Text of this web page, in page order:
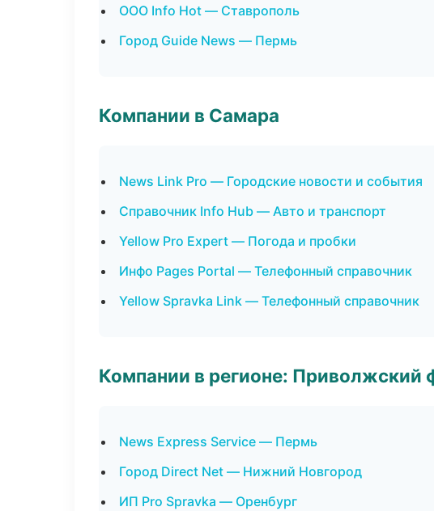
ООО Info Hot — Ставрополь
Город Guide News — Пермь
Компании в Самара
News Link Pro — Городские новости и события
Справочник Info Hub — Авто и транспорт
Yellow Pro Expert — Погода и пробки
Инфо Pages Portal — Телефонный справочник
Yellow Spravka Link — Телефонный справочник
Компании в регионе: Приволжский
News Express Service — Пермь
Город Direct Net — Нижний Новгород
ИП Pro Spravka — Оренбург